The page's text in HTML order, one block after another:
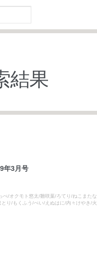
結果
年3月号
ぺ/オクモト悠太/雛咲葉/ろてり/ねこまたな
り/もくふう/ぺい/えぬはに/内々けやき/火